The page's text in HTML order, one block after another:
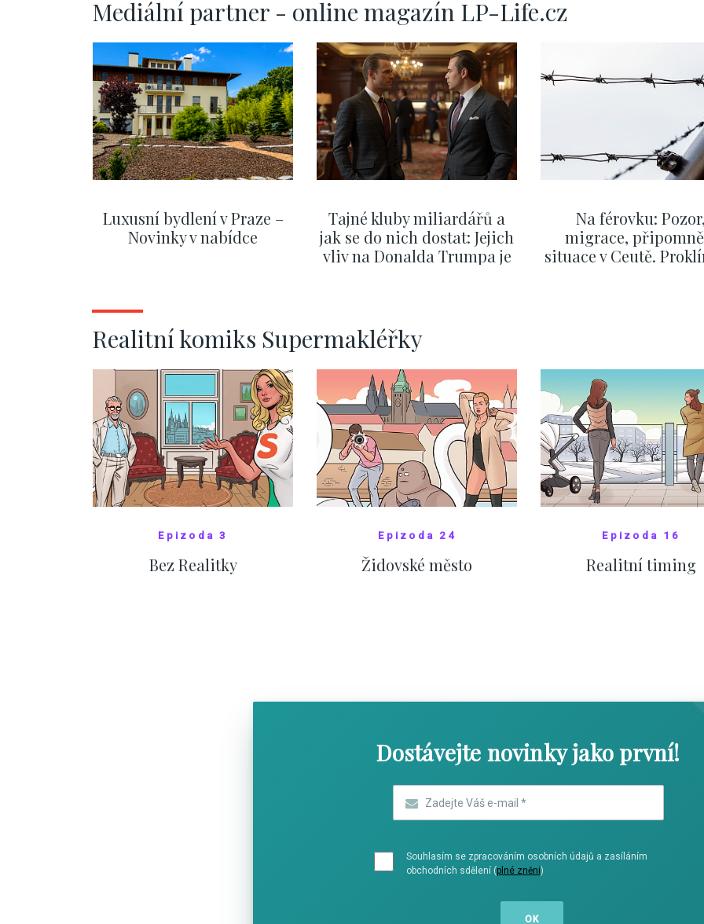
Mediální partner - online magazín LP-Life.cz
Luxusní bydlení v Praze –
Novinky v nabídce
Tajné kluby miliardářů a
jak se do nich dostat: Jejich
vliv na Donalda Trumpa je
Na férovku: Pozor,
migrace,
situace v Ceutě.
Realitní komiks Supermakléřky
Epizoda 3
Bez Realitky
Epizoda 24
Židovské město
Epizoda 16
Realitní timing
Dostávejte novinky jako první!
Souhlasím se zpracováním osobních údajů a zasíláním
obchodních sdělení (plné znění)